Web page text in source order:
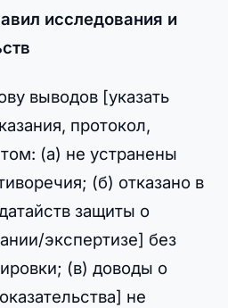
исследования и
выводов [указать
протокол,
(а) не устранены
(б) отказано в
защиты о
экспертизе] без
(в) доводы о
не